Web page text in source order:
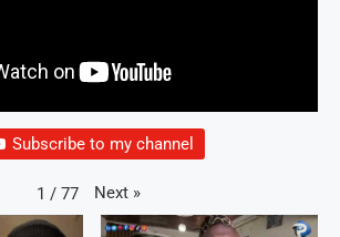
Subscribe to my channel
1 / 77 Next »